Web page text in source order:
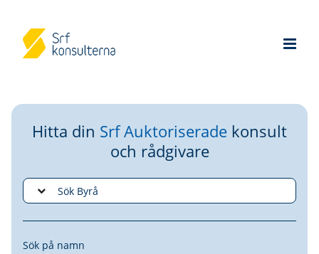
Hitta din Srf Auktoriserade konsult
och rådgivare
Sök på namn